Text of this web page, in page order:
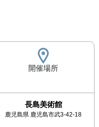
開催場所
長島美術館
鹿児島県 鹿児島市武3-42-18